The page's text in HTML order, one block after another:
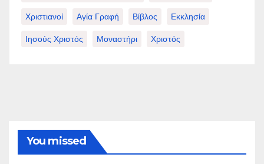
Χριστιανοί Αγία Γραφή Βίβλος Εκκλησία
Ιησούς Χριστός Μοναστήρι Χριστός
You missed